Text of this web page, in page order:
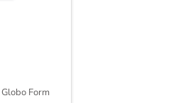
Globo Form